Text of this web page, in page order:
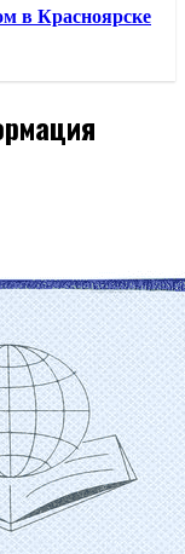
в Красноярске